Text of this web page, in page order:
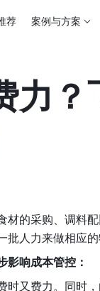
荐 案例与方案
力
材的采购、调料
人力来做相应的
影响成本管控：
时又费力。同时